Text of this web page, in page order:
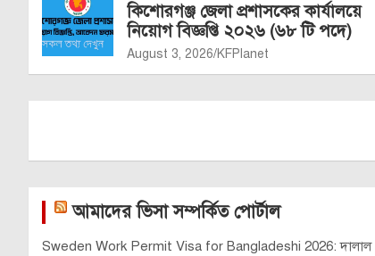
কিশোরগঞ্জ জেলা প্রশাসকের কার্যালয়ে
নিয়োগ বিজ্ঞপ্তি ২০২৬ (৬৮ টি পদে)
August 3, 2026 KFPlanet
আমাদের ভিসা সম্পর্কিত পোর্টাল
Sweden Work Permit Visa for Bangladeshi 2026: দালাল